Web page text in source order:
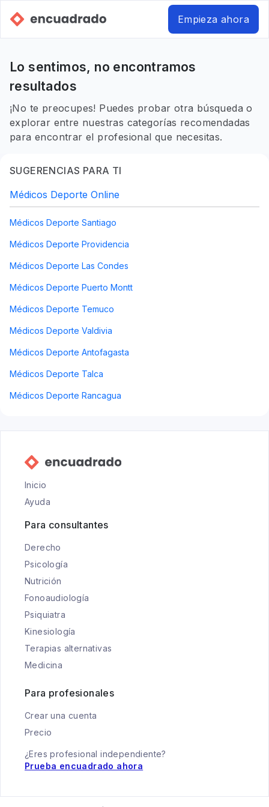
Empieza ahora
Lo sentimos, no encontramos
resultados
¡No te preocupes! Puedes probar otra búsqueda o
explorar entre nuestras categorías recomendadas
para encontrar el profesional que necesitas.
SUGERENCIAS PARA TI
Médicos Deporte Online
Médicos Deporte Santiago
Médicos Deporte Providencia
Médicos Deporte Las Condes
Médicos Deporte Puerto Montt
Médicos Deporte Temuco
Médicos Deporte Valdivia
Médicos Deporte Antofagasta
Médicos Deporte Talca
Médicos Deporte Rancagua
Inicio
Ayuda
Para consultantes
Derecho
Psicología
Nutrición
Fonoaudiología
Psiquiatra
Kinesiología
Terapias alternativas
Medicina
Para profesionales
Crear una cuenta
Precio
¿Eres profesional independiente?
Prueba encuadrado ahora